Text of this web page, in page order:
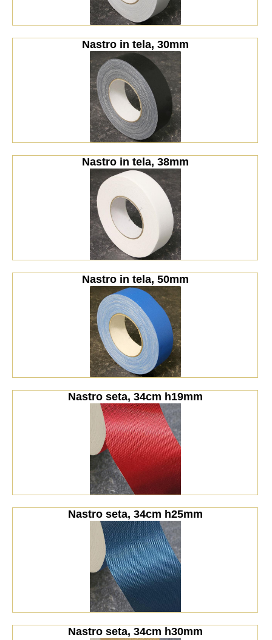
Nastro in tela, 30mm
Nastro in tela, 38mm
Nastro in tela, 50mm
Nastro seta, 34cm h19mm
Nastro seta, 34cm h25mm
Nastro seta, 34cm h30mm